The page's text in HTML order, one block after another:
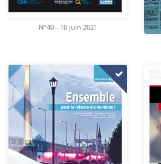
N°40 - 10 juin 2021